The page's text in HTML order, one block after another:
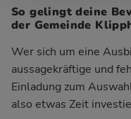
So gelingt deine
der Gemeinde
Wer sich um eine
aussagekräftige und
Einladung zum
also etwas Zeit